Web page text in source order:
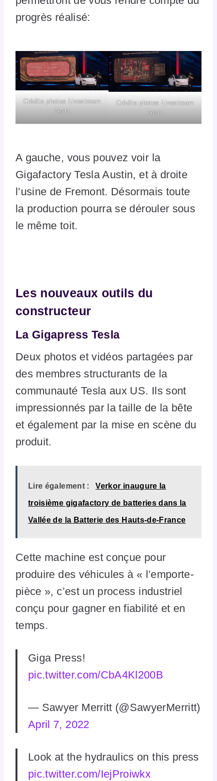
progrès réalisé:
Crédits photos Livestream
Tesla
Crédits photos Livestream
Tesla
A gauche, vous pouvez voir la
Gigafactory Tesla Austin, et à droite
l’usine de Fremont. Désormais toute
la production pourra se dérouler sous
le même toit.
Les nouveaux outils du
constructeur
La Gigapress Tesla
Deux photos et vidéos partagées par
des membres structurants de la
communauté Tesla aux US. Ils sont
impressionnés par la taille de la bête
et également par la mise en scène du
produit.
Lire également : Verkor inaugure la
troisième gigafactory de batteries dans la
Vallée de la Batterie des Hauts-de-France
Cette machine est conçue pour
produire des véhicules à « l’emporte-
pièce », c’est un process industriel
conçu pour gagner en fiabilité et en
temps.
Giga Press!
pic.twitter.com/CbA4Kl200B
— Sawyer Merritt (@SawyerMerritt)
April 7, 2022
Look at the hydraulics on this press
pic.twitter.com/IejProiwkx